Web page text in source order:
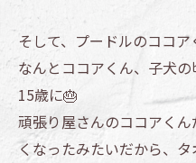
そして、プードルのココ
なんとココアくん、子犬
15歳に🎂
頑張り屋さんのココアく
くなったみたいだから、